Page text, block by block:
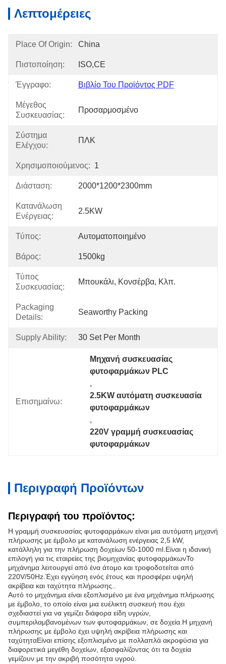
Λεπτομέρειες
Place Of Origin: China
Πιστοποίηση: ISO,CE
Έγγραφο: Βιβλίο Του Προϊόντος PDF
Μέγεθος
Συσκευασίας:
Προσαρμοσμένο
Σύστημα
Ελέγχου:
ΠΛΚ
Χρησιμοποιούμενος: 1
Διάσταση: 2000*1200*2300mm
Κατανάλωση
Ενέργειας:
2.5KW
Τύπος: Αυτοματοποιημένο
Βάρος: 1500kg
Τύπος
Συσκευασίας:
Μπουκάλι, Κονσέρβα, Κλπ.
Packaging
Details:
Seaworthy Packing
Supply Ability: 30 Set Per Month
Επισημαίνω:
Μηχανή συσκευασίας
φυτοφαρμάκων PLC
,
2.5KW αυτόματη συσκευασία
φυτοφαρμάκων
,
220V γραμμή συσκευασίας
φυτοφαρμάκων
Περιγραφή Προϊόντων
Περιγραφή του προϊόντος:
Η γραμμή συσκευασίας φυτοφαρμάκων είναι μια αυτόματη μηχανή
πλήρωσης με έμβολο με κατανάλωση ενέργειας 2,5 kW,
κατάλληλη για την πλήρωση δοχείων 50-1000 ml.Είναι η ιδανική
επιλογή για τις εταιρείες της βιομηχανίας φυτοφαρμάκωνΤο
μηχάνημα λειτουργεί από ένα άτομο και τροφοδοτείται από
220V/50Hz.Έχει εγγύηση ενός έτους και προσφέρει υψηλή
ακρίβεια και ταχύτητα πλήρωσης..
Αυτό το μηχάνημα είναι εξοπλισμένο με ένα μηχάνημα πλήρωσης
με έμβολο, το οποίο είναι μια ευέλικτη συσκευή που έχει
σχεδιαστεί για να γεμίζει διάφορα είδη υγρών,
συμπεριλαμβανομένων των φυτοφαρμάκων, σε δοχεία.Η μηχανή
πλήρωσης με έμβολο έχει υψηλή ακρίβεια πλήρωσης και
ταχύτηταΕίναι επίσης εξοπλισμένο με πολλαπλά ακροφύσια για
διαφορετικά μεγέθη δοχείων, εξασφαλίζοντας ότι τα δοχεία
γεμίζουν με την ακριβή ποσότητα υγρού.